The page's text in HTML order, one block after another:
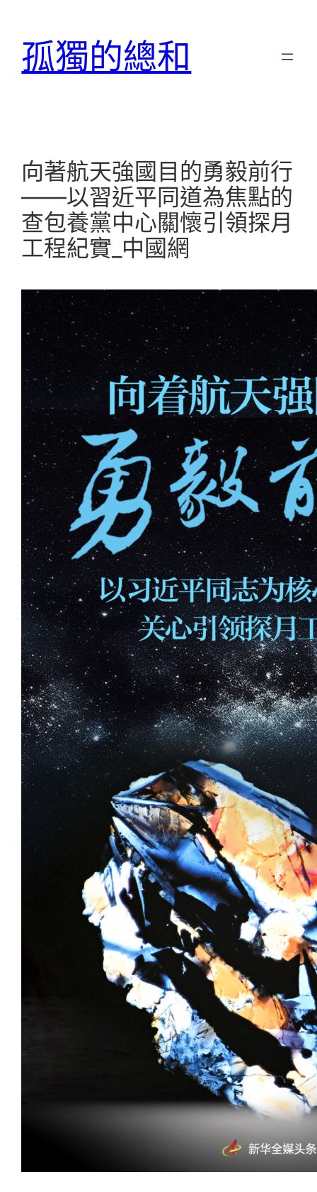
孤獨的總和
向著航天強國目的勇毅前行
——以習近平同道為焦點的
查包養黨中心關懷引領探月
工程紀實_中國網